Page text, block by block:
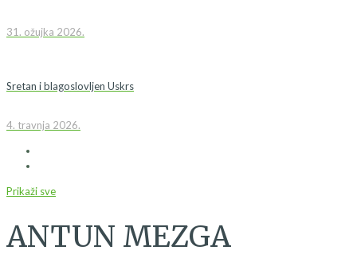
31. ožujka 2026.
Sretan i blagoslovljen Uskrs
4. travnja 2026.
Prikaži sve
ANTUN MEZGA